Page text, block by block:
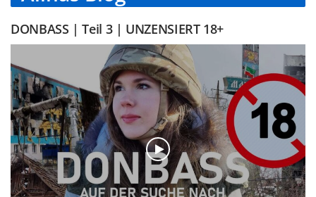
DONBASS | Teil 3 | UNZENSIERT 18+